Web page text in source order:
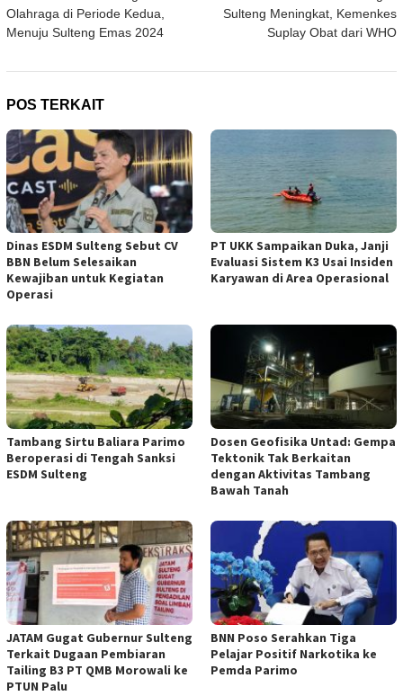
Olahraga di Periode Kedua,
Menuju Sulteng Emas 2024
Sulteng Meningkat, Kemenkes
Suplay Obat dari WHO
POS TERKAIT
Dinas ESDM Sulteng Sebut CV
BBN Belum Selesaikan
Kewajiban untuk Kegiatan
Operasi
PT UKK Sampaikan Duka, Janji
Evaluasi Sistem K3 Usai Insiden
Karyawan di Area Operasional
Tambang Sirtu Baliara Parimo
Beroperasi di Tengah Sanksi
ESDM Sulteng
Dosen Geofisika Untad: Gempa
Tektonik Tak Berkaitan
dengan Aktivitas Tambang
Bawah Tanah
JATAM Gugat Gubernur Sulteng
Terkait Dugaan Pembiaran
Tailing B3 PT QMB Morowali ke
PTUN Palu
BNN Poso Serahkan Tiga
Pelajar Positif Narkotika ke
Pemda Parimo